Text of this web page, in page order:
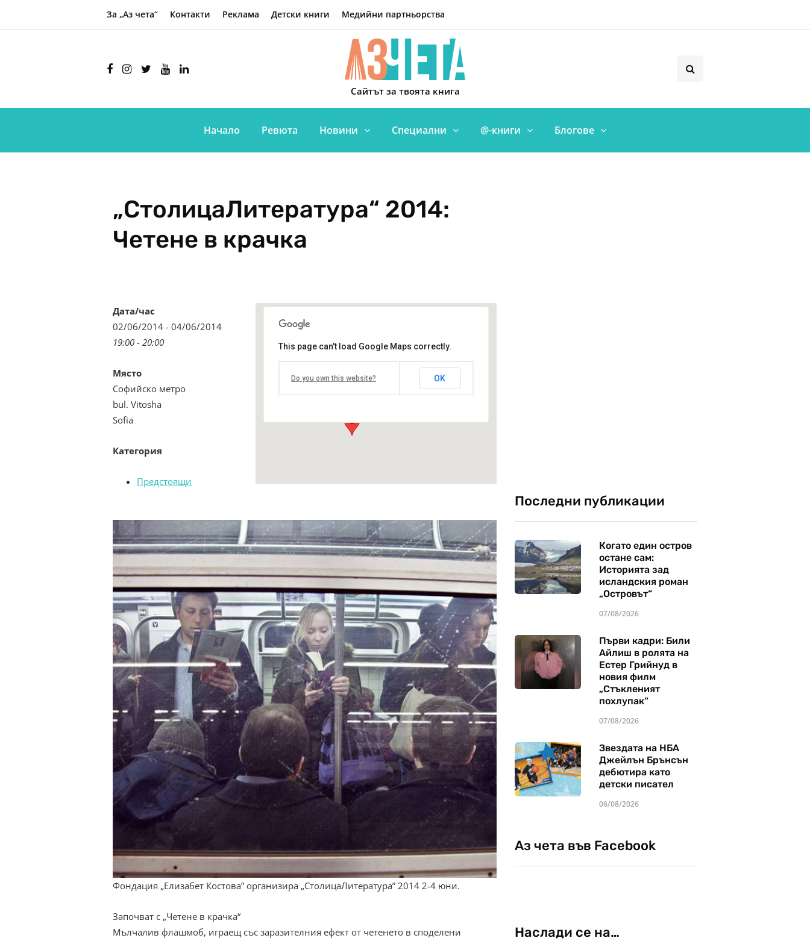
За „Аз чета“ Контакти Реклама Детски книги Медийни партньорства
Сайтът за твоята книга
Начало Ревюта Новини Специални @-книги Блогове
„СтолицаЛитература“ 2014:
Четене в крачка
Софийско метро
bul. Vitosha - Sofia
This page can't load Google Maps correctly.
Do you own this website? OK
Дата/час
02/06/2014 - 04/06/2014
19:00 - 20:00
Място
Софийско метро
bul. Vitosha
Sofia
Категория
Предстоящи
Фондация „Елизабет Костова” организира „СтолицаЛитература” 2014 2-4 юни.
Започват с „Четене в крачка“
Мълчалив флашмоб, играещ със заразителния ефект от четенето в споделени
Последни публикации
Когато един остров
остане сам:
Историята зад
исландския роман
„Островът“
07/08/2026
Първи кадри: Били
Айлиш в ролята на
Естер Грийнуд в
новия филм
„Стъкленият
похлупак“
07/08/2026
Звездата на НБА
Джейлън Брънсън
дебютира като
детски писател
06/08/2026
Аз чета във Facebook
Наслади се на…